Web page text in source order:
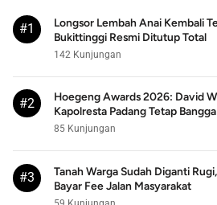
#1
Longsor Lembah Anai Kembali
Bukittinggi Resmi Ditutup Total
142 Kunjungan
#2
Hoegeng Awards 2026: David
Kapolresta Padang Tetap
85 Kunjungan
#3
Tanah Warga Sudah Diganti
Bayar Fee Jalan Masyarakat